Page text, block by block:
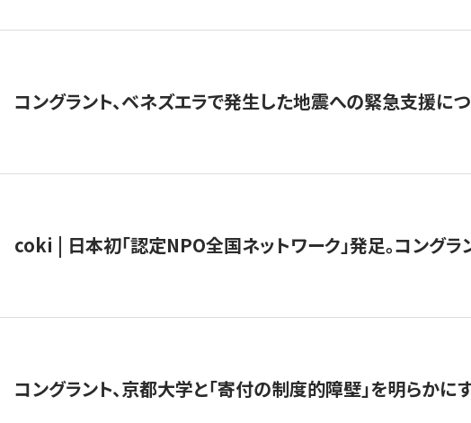
コングラント、ベネズエラで発生した地震への緊急支援に
coki | 日本初「認定NPO全国ネットワーク」発足。コング
コングラント、京都大学と「寄付の制度的障壁」を明らか